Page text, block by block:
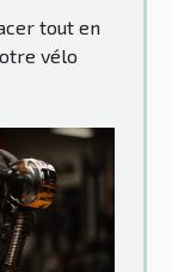
tout en
vélo